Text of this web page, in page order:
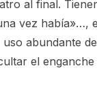
al final.
vez había»…,
abundante
el